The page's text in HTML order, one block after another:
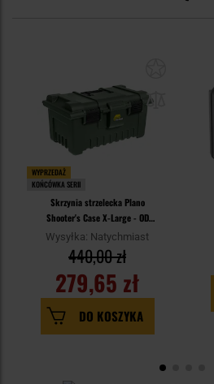
WYPRZEDAŻ
KOŃCÓWKA SERII
Skrzynia strzelecka Plano
Shooter's Case X-Large - OD
Green
Wysyłka: Natychmiast
279,65 zł
440,00 zł
DO KOSZYKA